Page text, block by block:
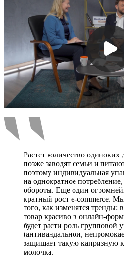
Растет количество одиноких
позже заводят семьи и
поэтому индивидуальная
на однократное
обороты. Еще один
кратный рост e-commerce.
того, как изменятся тренды:
товар красиво в онлайн-
будет расти роль групповой
(антивандальной,
защищает такую капризную
молочка.